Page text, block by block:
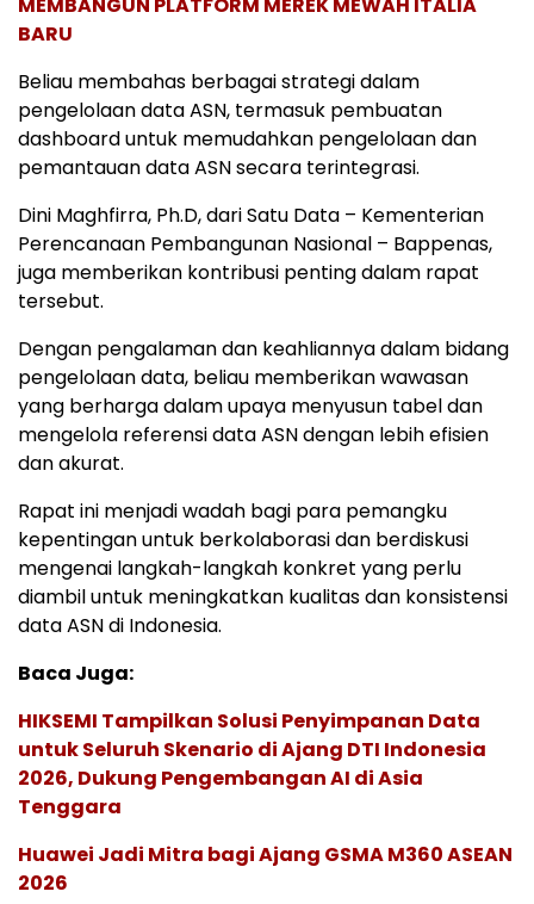
BARU
Beliau membahas berbagai strategi dalam
pengelolaan data ASN, termasuk pembuatan
dashboard untuk memudahkan pengelolaan dan
pemantauan data ASN secara terintegrasi.
Dini Maghfirra, Ph.D, dari Satu Data – Kementerian
Perencanaan Pembangunan Nasional – Bappenas,
juga memberikan kontribusi penting dalam rapat
tersebut.
Dengan pengalaman dan keahliannya dalam bidang
pengelolaan data, beliau memberikan wawasan
yang berharga dalam upaya menyusun tabel dan
mengelola referensi data ASN dengan lebih efisien
dan akurat.
Rapat ini menjadi wadah bagi para pemangku
kepentingan untuk berkolaborasi dan berdiskusi
mengenai langkah-langkah konkret yang perlu
diambil untuk meningkatkan kualitas dan konsistensi
data ASN di Indonesia.
Baca Juga:
HIKSEMI Tampilkan Solusi Penyimpanan Data
untuk Seluruh Skenario di Ajang DTI Indonesia
2026, Dukung Pengembangan AI di Asia
Tenggara
Huawei Jadi Mitra bagi Ajang GSMA M360 ASEAN
2026